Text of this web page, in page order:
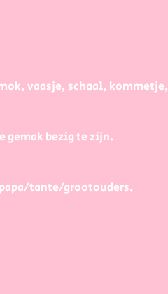
vaasje, schaal, kommetje,
gemak bezig te zijn.
tante/grootouders.